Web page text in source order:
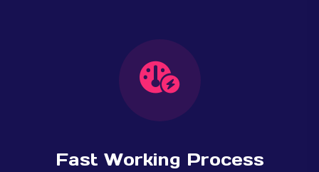
Fast Working Process